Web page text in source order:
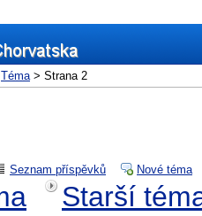
Téma> Strana 2
Seznam příspěvků Nové téma
Starší